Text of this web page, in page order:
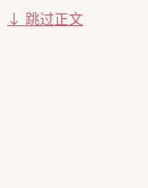
↓ 跳过正文